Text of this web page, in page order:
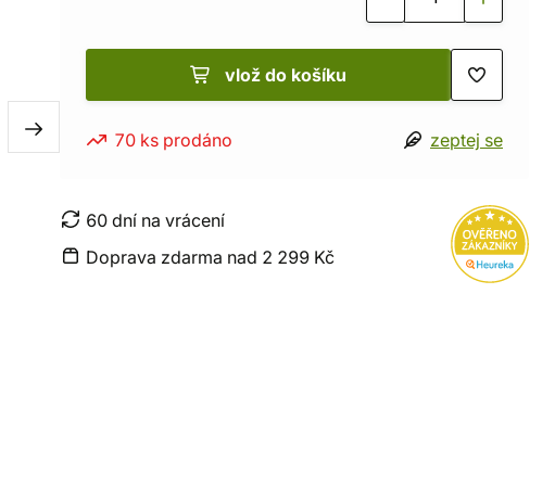
vlož do košíku
70 ks prodáno zeptej se
60 dní na vrácení
Doprava zdarma nad 2 299 Kč